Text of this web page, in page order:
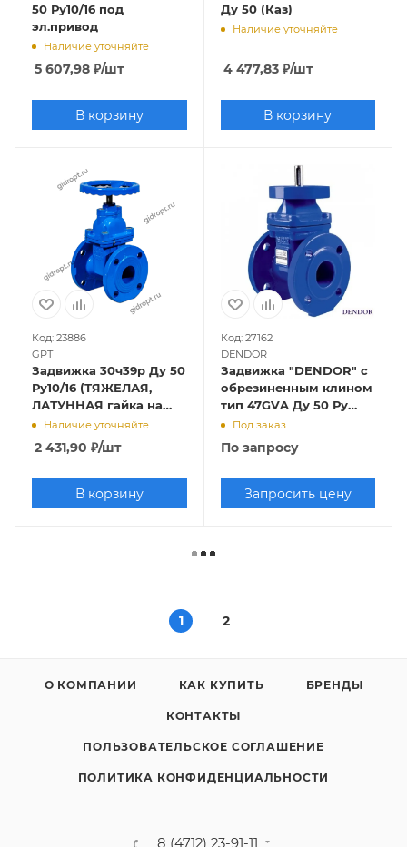
50 Ру10/16 под
эл.привод
Наличие уточняйте
5 607,98 ₽/шт
В корзину
Ду 50 (Каз)
Наличие уточняйте
4 477,83₽/шт
В корзину
Код: 23886
GPT
Задвижка 30ч39р Ду 50
Ру10/16 (ТЯЖЕЛАЯ,
ЛАТУННАЯ гайка на
клине)
Наличие уточняйте
2 431,90 ₽/шт
В корзину
Код: 27162
DENDOR
Задвижка "DENDOR" с
обрезиненным клином
тип 47GVA Ду 50 Ру
10/16 под привод
Под заказ
По запросу
Запросить цену
1 2
О КОМПАНИИ КАК КУПИТЬ БРЕНДЫ
КОНТАКТЫ
ПОЛЬЗОВАТЕЛЬСКОЕ СОГЛАШЕНИЕ
ПОЛИТИКА КОНФИДЕНЦИАЛЬНОСТИ
8 (4712) 23-91-11